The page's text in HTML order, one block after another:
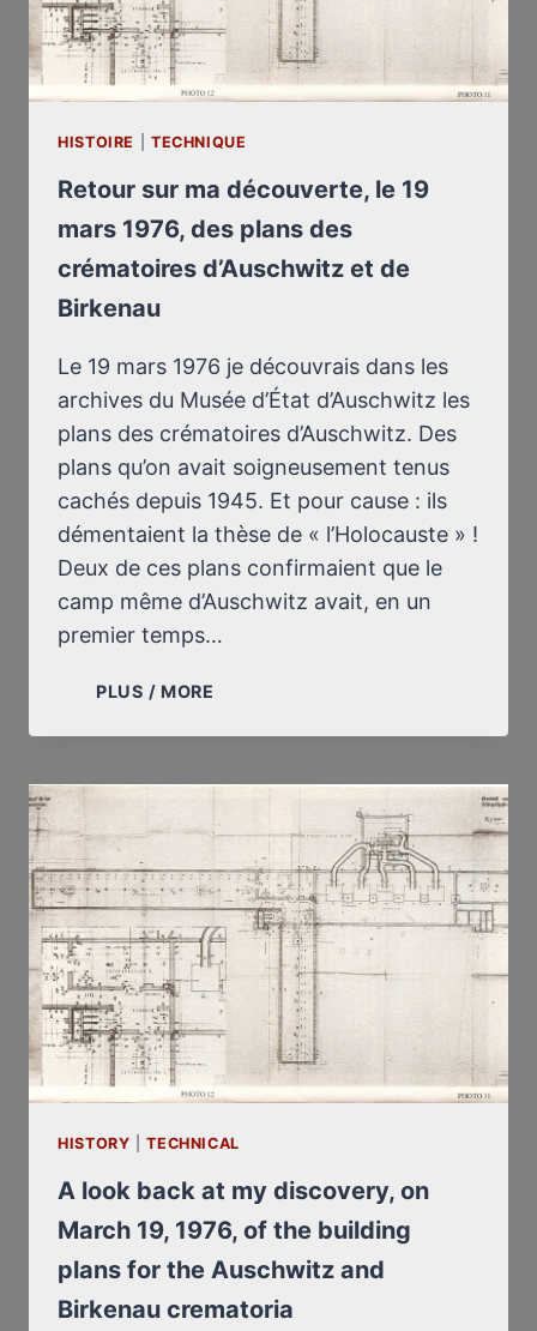
HISTOIRE TECHNIQUE
Retour sur ma découverte, le 19
mars 1976, des plans des
crématoires d’Auschwitz et de
Birkenau
Le 19 mars 1976 je découvrais dans les
archives du Musée d’État d’Auschwitz les
plans des crématoires d’Auschwitz. Des
plans qu’on avait soigneusement tenus
cachés depuis 1945. Et pour cause : ils
démentaient la thèse de « l’Holocauste » !
Deux de ces plans confirmaient que le
camp même d’Auschwitz avait, en un
premier temps…
PLUS / MORE
MA
19
MARS
1976,
DES
PLANS
DES
CRÉMATOIRES
D’AUSCHWITZ
DE
BIRKENAU
HISTORY |TECHNICAL
A look back at my discovery, on
March 19, 1976, of the building
plans for the Auschwitz and
Birkenau crematoria